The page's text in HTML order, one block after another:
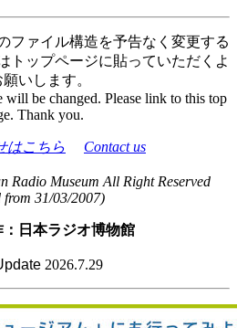
ファイル構造を予告なく変更する
トップページに貼っていただくよ
願いします。
be changed. Please link to this top
Thank you.
はこちら Contact us
Radio Museum All Right Reserved
from 31/03/2007)
日本ラジオ博物館
2026.7.29